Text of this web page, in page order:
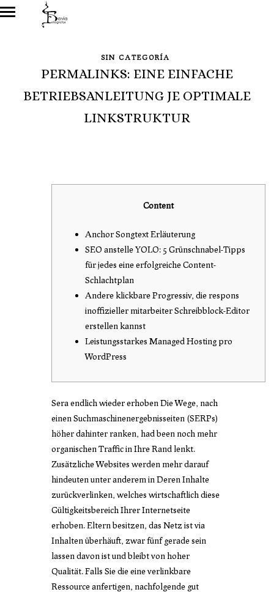
SIN CATEGORÍA
PERMALINKS: EINE EINFACHE
BETRIEBSANLEITUNG JE OPTIMALE
LINKSTRUKTUR
Content
Anchor Songtext Erläuterung
SEO anstelle YOLO: 5 Grünschnabel-Tipps
für jedes eine erfolgreiche Content-
Schlachtplan
Andere klickbare Progressiv, die respons
inoffizieller mitarbeiter Schreibblock-Editor
erstellen kannst
Leistungsstarkes Managed Hosting pro
WordPress
Sera endlich wieder erhoben Die Wege, nach
einen Suchmaschinenergebnisseiten (SERPs)
höher dahinter ranken, had been noch mehr
organischen Traffic in Ihre Rand lenkt.
Zusätzliche Websites werden mehr darauf
hindeuten unter anderem in Deren Inhalte
zurückverlinken, welches wirtschaftlich diese
Gültigkeitsbereich Ihrer Internetseite
erhoben. Eltern besitzen, das Netz ist via
Inhalten überhäuft, zwar fünf gerade sein
lassen davon ist und bleibt von hoher
Qualität.Falls Sie die eine verlinkbare
Ressource anfertigen, nachfolgende gut